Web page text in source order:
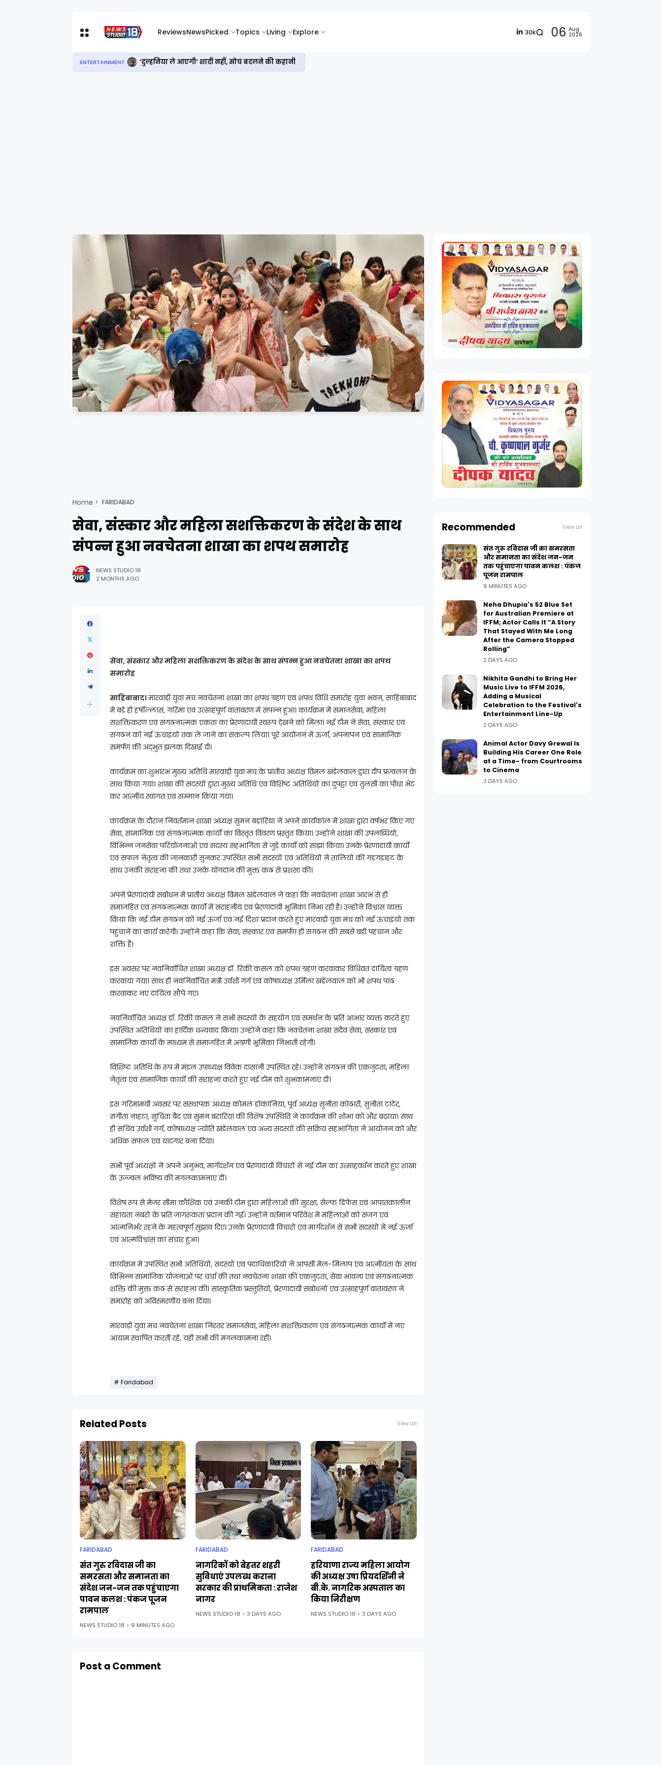
ReviewsNewsPicked Topics Living Explore 30k 06 Aug
2026
ENTERTAINMENT ‘दुल्हनिया ले आएगी’ शादी नहीं, सोच बदलने की कहानी
Home FARIDABAD
सेवा, संस्कार और महिला सशक्तिकरण के संदेश के साथ
संपन्न हुआ नवचेतना शाखा का शपथ समारोह
NEWS STUDIO 18
2 MONTHS AGO
सेवा, संस्कार और महिला सशक्तिकरण के संदेश के साथ संपन्न हुआ नवचेतना शाखा का शपथ
समारोह
साहिबाबाद।मारवाड़ी युवा मंच नवचेतना शाखा का शपथ ग्रहण एवं शपथ विधि समारोह युवा भवन, साहिबाबाद
में बड़े ही हर्षोल्लास, गरिमा एवं उत्साहपूर्ण वातावरण में संपन्न हुआ। कार्यक्रम में समाजसेवा, महिला
सशक्तिकरण एवं संगठनात्मक एकता का प्रेरणादायी स्वरूप देखने को मिला। नई टीम ने सेवा, संस्कार एवं
संगठन को नई ऊंचाइयों तक ले जाने का संकल्प लिया। पूरे आयोजन में ऊर्जा, अपनापन एवं सामाजिक
समर्पण की अद्भुत झलक दिखाई दी।
कार्यक्रम का शुभारंभ मुख्य अतिथि मारवाड़ी युवा मंच के प्रांतीय अध्यक्ष विमल खंडेलवाल द्वारा दीप प्रज्वलन के
साथ किया गया। शाखा की सदस्यों द्वारा मुख्य अतिथि एवं विशिष्ट अतिथियों का दुपट्टा एवं तुलसी का पौधा भेंट
कर आत्मीय स्वागत एवं सम्मान किया गया।
कार्यक्रम के दौरान निवर्तमान शाखा अध्यक्ष सुमन बड़ारिया ने अपने कार्यकाल में शाखा द्वारा वर्षभर किए गए
सेवा, सामाजिक एवं संगठनात्मक कार्यों का विस्तृत विवरण प्रस्तुत किया। उन्होंने शाखा की उपलब्धियों,
विभिन्न जनसेवा परियोजनाओं एवं सदस्य सहभागिता से जुड़े कार्यों को साझा किया। उनके प्रेरणादायी कार्यों
एवं सफल नेतृत्व की जानकारी सुनकर उपस्थित सभी सदस्यों एवं अतिथियों ने तालियों की गड़गड़ाहट के
साथ उनकी सराहना की तथा उनके योगदान की मुक्त कंठ से प्रशंसा की।
अपने प्रेरणादायी संबोधन में प्रांतीय अध्यक्ष विमल खंडेलवाल ने कहा कि नवचेतना शाखा आरंभ से ही
समाजहित एवं संगठनात्मक कार्यों में सराहनीय एवं प्रेरणादायी भूमिका निभा रही है। उन्होंने विश्वास व्यक्त
किया कि नई टीम संगठन को नई ऊर्जा एवं नई दिशा प्रदान करते हुए मारवाड़ी युवा मंच को नई ऊंचाइयों तक
पहुंचाने का कार्य करेगी। उन्होंने कहा कि सेवा, संस्कार एवं समर्पण ही संगठन की सबसे बड़ी पहचान और
शक्ति है।
इस अवसर पर नवनिर्वाचित शाखा अध्यक्ष डॉ. रिंकी कंसल को शपथ ग्रहण करवाकर विधिवत दायित्व ग्रहण
करवाया गया। साथ ही नवनिर्वाचित मंत्री उर्वशी गर्ग एवं कोषाध्यक्ष उर्मिला खंडेलवाल को भी शपथ पाठ
करवाकर नए दायित्व सौंपे गए।
नवनिर्वाचित अध्यक्ष डॉ. रिंकी कंसल ने सभी सदस्यों के सहयोग एवं समर्थन के प्रति आभार व्यक्त करते हुए
उपस्थित अतिथियों का हार्दिक धन्यवाद किया। उन्होंने कहा कि नवचेतना शाखा सदैव सेवा, संस्कार एवं
सामाजिक कार्यों के माध्यम से समाजहित में अग्रणी भूमिका निभाती रहेगी।
विशिष्ट अतिथि के रूप में मंडल उपाध्यक्ष विवेक दासानी उपस्थित रहे। उन्होंने संगठन की एकजुटता, महिला
नेतृत्व एवं सामाजिक कार्यों की सराहना करते हुए नई टीम को शुभकामनाएं दीं।
इस गरिमामयी अवसर पर संस्थापक अध्यक्ष कोमल डोकानिया, पूर्व अध्यक्ष सुनीता कोठारी, सुनीता टाटेर,
संगीता नाहटा, सुचिता बैद एवं सुमन बरारिया की विशेष उपस्थिति ने कार्यक्रम की शोभा को और बढ़ाया। साथ
ही सचिव उर्वशी गर्ग, कोषाध्यक्ष ज्योति खंडेलवाल एवं अन्य सदस्यों की सक्रिय सहभागिता ने आयोजन को और
अधिक सफल एवं यादगार बना दिया।
सभी पूर्व अध्यक्षों ने अपने अनुभव, मार्गदर्शन एवं प्रेरणादायी विचारों से नई टीम का उत्साहवर्धन करते हुए शाखा
के उज्ज्वल भविष्य की मंगलकामनाएं दीं।
विशेष रूप से मेजर सीमा कौशिक एवं उनकी टीम द्वारा महिलाओं की सुरक्षा, सेल्फ डिफेंस एवं आपातकालीन
सहायता नंबरों के प्रति जागरूकता प्रदान की गई। उन्होंने वर्तमान परिवेश में महिलाओं को सजग एवं
आत्मनिर्भर रहने के महत्वपूर्ण सुझाव दिए। उनके प्रेरणादायी विचारों एवं मार्गदर्शन से सभी सदस्यों में नई ऊर्जा
एवं आत्मविश्वास का संचार हुआ।
कार्यक्रम में उपस्थित सभी अतिथियों, सदस्यों एवं पदाधिकारियों ने आपसी मेल-मिलाप एवं आत्मीयता के साथ
विभिन्न सामाजिक योजनाओं पर चर्चा की तथा नवचेतना शाखा की एकजुटता, सेवा भावना एवं संगठनात्मक
शक्ति की मुक्त कंठ से सराहना की। सांस्कृतिक प्रस्तुतियों, प्रेरणादायी संबोधनों एवं उत्साहपूर्ण वातावरण ने
समारोह को अविस्मरणीय बना दिया।
मारवाड़ी युवा मंच नवचेतना शाखा निरंतर समाजसेवा, महिला सशक्तिकरण एवं संगठनात्मक कार्यों में नए
आयाम स्थापित करती रहे, यही सभी की मंगलकामना रही।
Faridabad
Related Posts View all
FARIDABAD
संत गुरु रविदास जी का
समरसता और समानता का
संदेश जन-जन तक पहुंचाएगा
पावन कलश : पंकज पूजन
रामपाल
NEWS STUDIO 18 9 MINUTES AGO
FARIDABAD
नागरिकों को बेहतर शहरी
सुविधाएं उपलब्ध कराना
सरकार की प्राथमिकता : राजेश
नागर
NEWS STUDIO 18 3 DAYS AGO
FARIDABAD
हरियाणा राज्य महिला आयोग
की अध्यक्ष उषा प्रियदर्शिनी ने
बी.के. नागरिक अस्पताल का
किया निरीक्षण
NEWS STUDIO 18 3 DAYS AGO
Post a Comment
Recommended View all
संत गुरु रविदास जी का समरसता
और समानता का संदेश जन-जन
तक पहुंचाएगा पावन कलश : पंकज
पूजन रामपाल
9 MINUTES AGO
Neha Dhupia's 52 Blue Set
for Australian Premiere at
IFFM; Actor Calls It “A Story
That Stayed With Me Long
After the Camera Stopped
Rolling”
2 DAYS AGO
Nikhita Gandhi to Bring Her
Music Live to IFFM 2026,
Adding a Musical
Celebration to the Festival's
Entertainment Line-Up
2 DAYS AGO
Animal Actor Davy Grewal Is
Building His Career One Role
at a Time- from Courtrooms
to Cinema
3 DAYS AGO